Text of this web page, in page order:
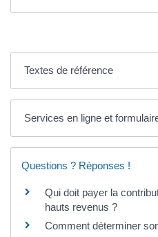
Textes de référence
Services en ligne et
Questions ? Réponses !
Qui doit payer la
hauts revenus ?
Comment déterminer